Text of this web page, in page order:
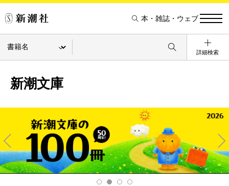
本・雑誌・ウェブ
詳細検索
新潮文庫
Pre
v
Ne
xt